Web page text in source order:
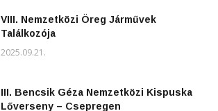
VIII. Nemzetközi Öreg Járművek
Találkozója
2025.09.21.
III. Bencsik Géza Nemzetközi Kispuska
Lőverseny – Csepregen